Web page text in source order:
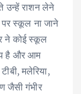
उन्हें राशन लेने
पर स्कूल ना जाने
ने कोई स्कूल
है और आम
मलेरिया,
जैसी गंभीर